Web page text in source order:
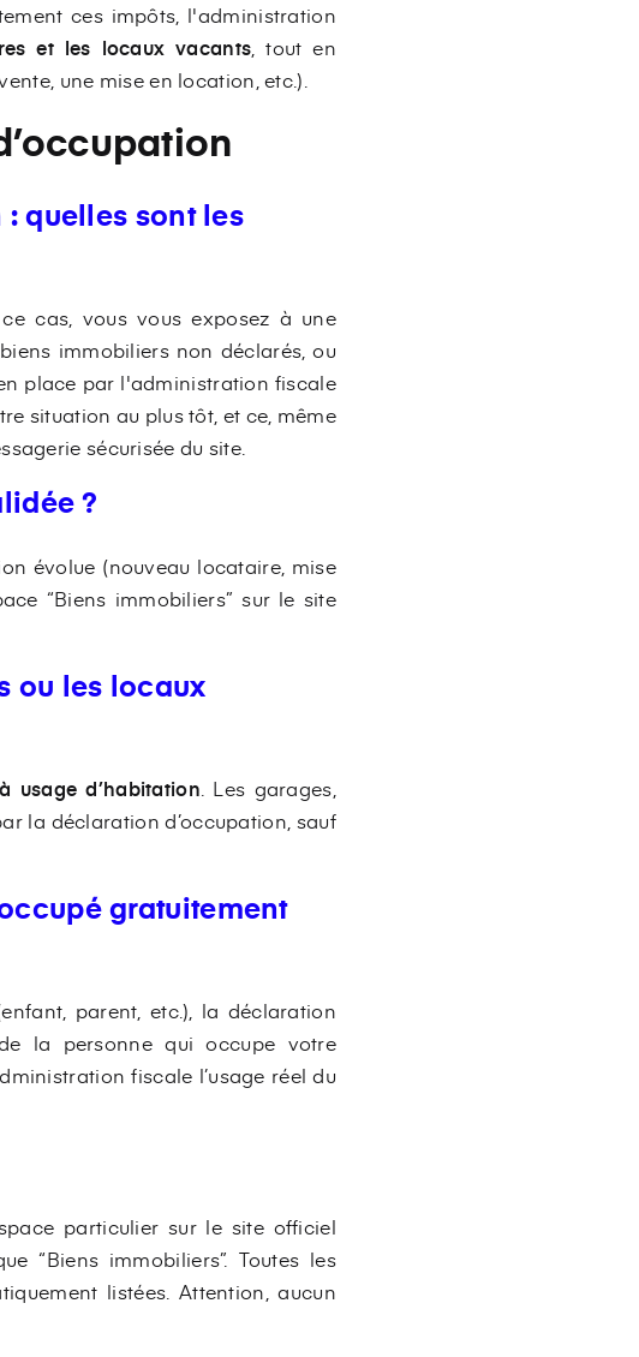
ces impôts, l'administration
et les locaux vacants , tout en
une mise en location, etc.).
quelles sont les
cas, vous vous exposez à une
immobiliers non déclarés, ou
place par l'administration fiscale
situation au plus tôt, et ce, même
sécurisée du site.
?
évolue (nouveau locataire, mise
“Biens immobiliers” sur le site
ou les locaux
usage d’habitation . Les garages,
la déclaration d’occupation, sauf
gratuitement
parent, etc.), la déclaration
de la personne qui occupe votre
fiscale l’usage réel du
particulier sur le site officiel
“Biens immobiliers”. Toutes les
listées. Attention, aucun